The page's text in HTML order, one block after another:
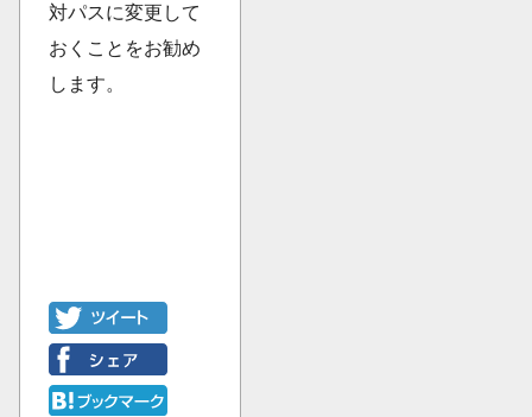
対パスに変更して
おくことをお勧め
します。